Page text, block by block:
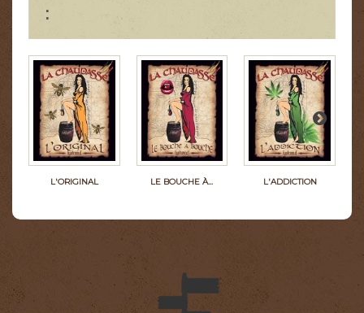
:
L'ORIGINAL LE BOUCHE À... L'ADDICTION